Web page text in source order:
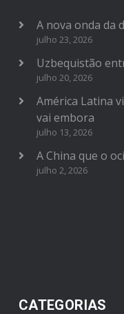
A nova onda da
julho 23, 2026
Uzbequistão
julho 20, 2026
América Latina
vai embora
julho 13, 2026
A China que o
julho 2, 2026
CATEGORIAS